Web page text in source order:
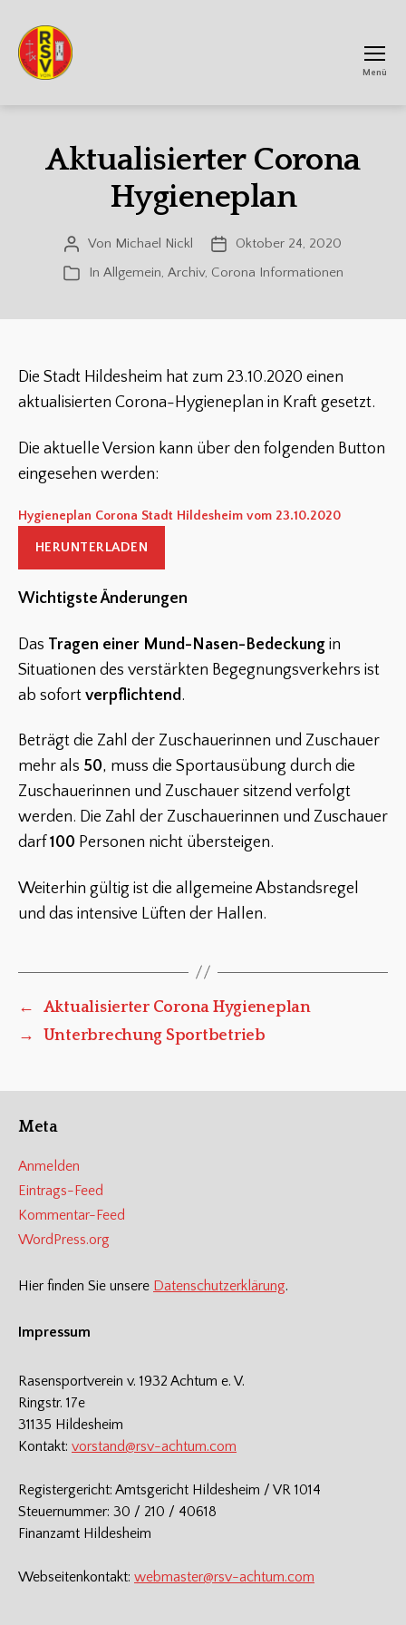
Menü
Aktualisierter Corona
Hygieneplan
Beitragsautor
Von Michael Nickl Veröffentlichungsdatum
Oktober 24, 2020
Kategorien
In Allgemein, Archiv, Corona Informationen
Die Stadt Hildesheim hat zum 23.10.2020 einen
aktualisierten Corona-Hygieneplan in Kraft gesetzt.
Die aktuelle Version kann über den folgenden Button
eingesehen werden:
Hygieneplan Corona Stadt Hildesheim vom 23.10.2020
HERUNTERLADEN
Wichtigste Änderungen
Das Tragen einer Mund-Nasen-Bedeckung in
Situationen des verstärkten Begegnungsverkehrs ist
ab sofort verpflichtend.
Beträgt die Zahl der Zuschauerinnen und Zuschauer
mehr als 50, muss die Sportausübung durch die
Zuschauerinnen und Zuschauer sitzend verfolgt
werden. Die Zahl der Zuschauerinnen und Zuschauer
darf 100 Personen nicht übersteigen.
Weiterhin gültig ist die allgemeine Abstandsregel
und das intensive Lüften der Hallen.
←
Aktualisierter Corona Hygieneplan
→
Unterbrechung Sportbetrieb
Meta
Anmelden
Eintrags-Feed
Kommentar-Feed
WordPress.org
Hier finden Sie unsere Datenschutzerklärung.
Impressum
Rasensportverein v. 1932 Achtum e. V.
Ringstr. 17e
31135 Hildesheim
Kontakt: vorstand@rsv-achtum.com
Registergericht: Amtsgericht Hildesheim / VR 1014
Steuernummer: 30 / 210 / 40618
Finanzamt Hildesheim
Webseitenkontakt: webmaster@rsv-achtum.com